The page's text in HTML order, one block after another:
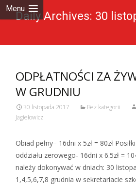
Menu
Daily Archives: 30
ODPŁATNOŚCI ZA
W GRUDNIU
30 listopada 2017 Bez kategorii
Jagiełowicz
Obiad pełny– 16dni x 5zł = 80zł
oddziału zerowego- 16dni x 6.5zł =
należy dokonywać w dniach: 30
1,4,5,6,7,8 grudnia w sekretariacie